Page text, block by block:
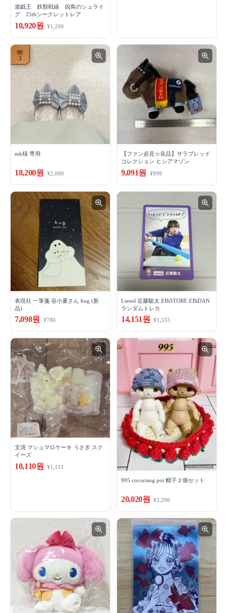
遊戯王 鉄獣戦線 凶鳥のシュライ
グ 25thシークレットレア
10,920원 ¥1,200
3
mk様 専用
18,200원 ¥2,000
【ファン必見☆良品】サラブレッド
コレクション ヒシアマゾン
9,091원 ¥999
表現社 一筆箋 谷小夏さん hug (新
品)
7,098원 ¥780
Lienel 近藤駿太 EBiSTORE EBiDAN
ランダムトレカ
14,151원 ¥1,555
文清 マシュマロケーキ うさぎ スク
イーズ
10,110원 ¥1,111
995 cocoriang poi 帽子２個セット
20,020원 ¥2,200